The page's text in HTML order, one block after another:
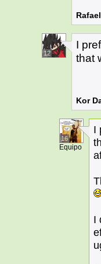
12
I
that
Kor
16
Equipo
I
I